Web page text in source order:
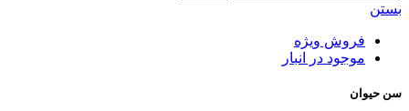
بستن
فروش ویژه
موجود در انبار
سن حیوان